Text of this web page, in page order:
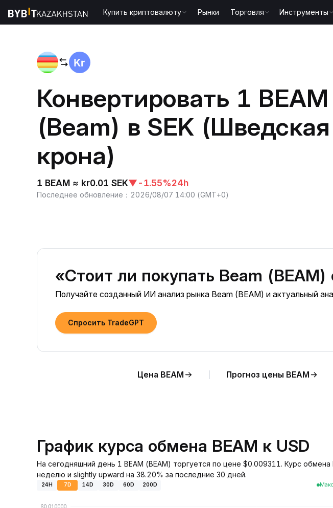
Купить криптовалюту Рынки Торговля Инструменты
Конвертировать 1 BEAM
(Beam) в SEK (Шведская
крона)
1 BEAM ≈ kr0.01 SEK▼-1.55%24h
Последнее обновление ： 2026/08/07 14:00 (GMT+0)
«Стоит ли покупать Beam (BEAM)
Получайте созданный ИИ анализ рынка Beam (BEAM) и актуальный
Спросить TradeGPT
Цена BEAM Прогноз цены BEAM
График курса обмена BEAM к USD
На сегодняшний день 1 BEAM (BEAM) торгуется по цене $0.009311. Курс
неделю и slightly upward на 38.20% за последние 30 дней.
24H 7D 14D 30D 60D 200D